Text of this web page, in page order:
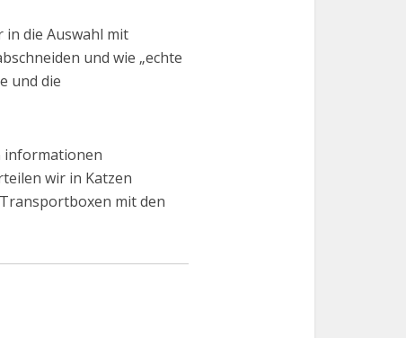
die Auswahl mit
und wie „echte
und die
informationen
wir in Katzen
mit den